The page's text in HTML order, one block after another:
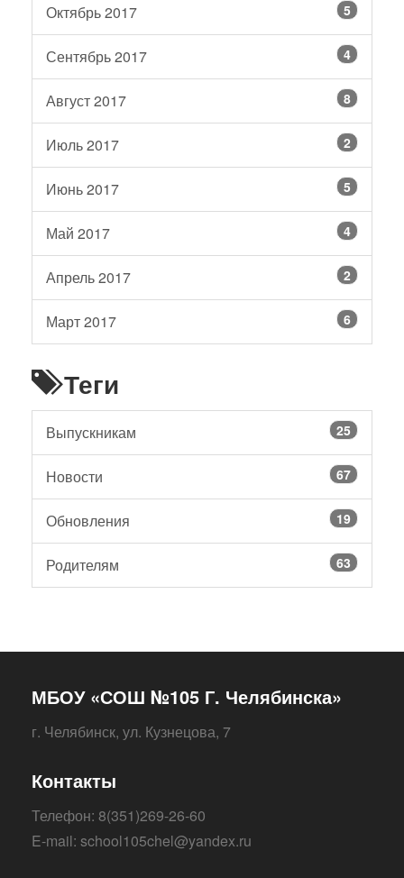
Октябрь 2017 5
Сентябрь 2017 4
Август 2017 8
Июль 2017 2
Июнь 2017 5
Май 2017 4
Апрель 2017 2
Март 2017 6
Теги
Выпускникам 25
Новости 67
Обновления 19
Родителям 63
МБОУ «СОШ №105 Г. Челябинска»
г. Челябинск, ул. Кузнецова, 7
Контакты
Телефон: 8(351)269-26-60
E-mail: school105chel@yandex.ru